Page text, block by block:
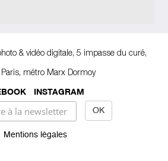
& vidéo digitale, 5 impasse du curé,
métro Marx Dormoy
INSTAGRAM
Mentions légales